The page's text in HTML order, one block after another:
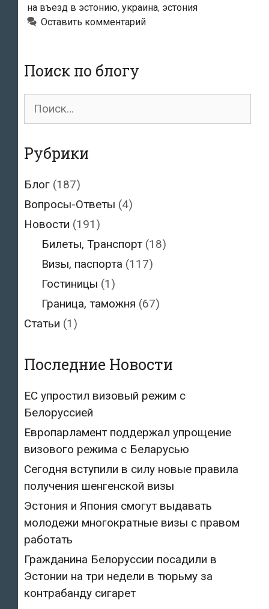
страну
для
человек
на въезд в эстонию, украина, эстония
Оставить комментарий
Поиск по блогу
Поиск
Рубрики
Блог (187)
Вопросы-Ответы (4)
Новости (191)
Билеты, Транспорт(18)
Визы, паспорта (117)
Гостиницы (1)
Граница, таможня (67)
Статьи (1)
Последние Новости
ЕС упростил визовый режим с
Белоруссией
Европарламент поддержал упрощение
визового режима с Беларусью
Сегодня вступили в силу новые правила
получения шенгенской визы
Эстония и Япония смогут выдавать
молодежи многократные визы с правом
работать
Гражданина Белоруссии посадили в
Эстонии на три недели в тюрьму за
контрабанду сигарет